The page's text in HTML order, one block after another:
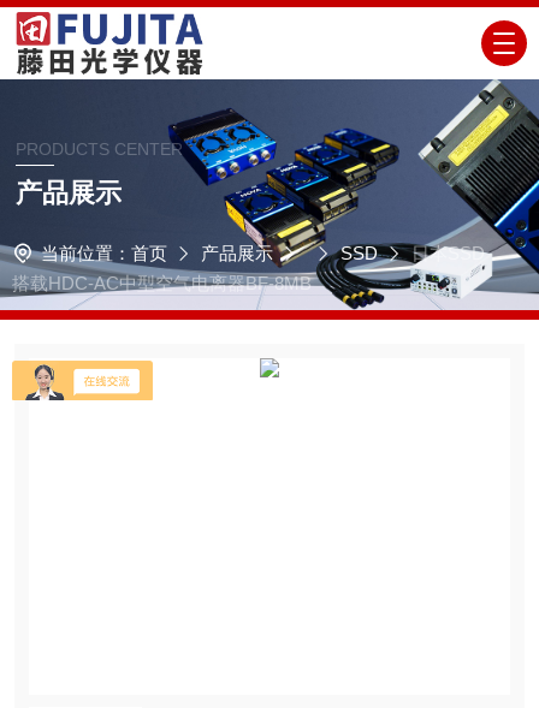
PRODUCTS CENTER
产品展示
当前位置： 首页 产品展示 SSD
日本SSD
搭载HDC-AC中型空气电离器BF-8MB